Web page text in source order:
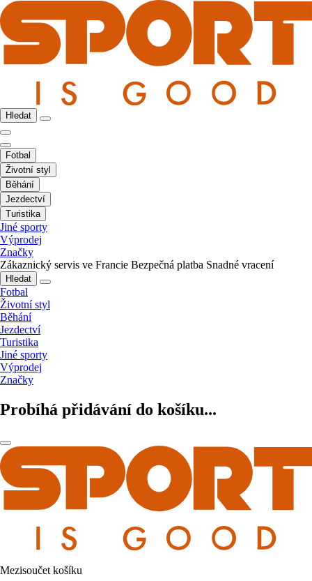
Hledat
Fotbal
Životní styl
Běhání
Jezdectví
Turistika
Jiné sporty
Výprodej
Značky
Zákaznický servis ve Francie Bezpečná platba Snadné vracení
Hledat
Fotbal
Životní styl
Běhání
Jezdectví
Turistika
Jiné sporty
Výprodej
Značky
Probíhá přidávání do košíku...
Mezisoučet košíku